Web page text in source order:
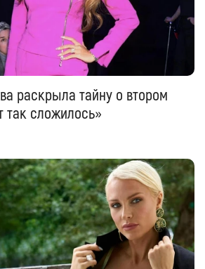
раскрыла тайну о втором
так сложилось»